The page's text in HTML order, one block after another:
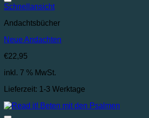
Schnellansicht
Andachtsbücher
Neue Andachten
€22,95
inkl. 7 % MwSt.
Lieferzeit: 1-3 Werktage